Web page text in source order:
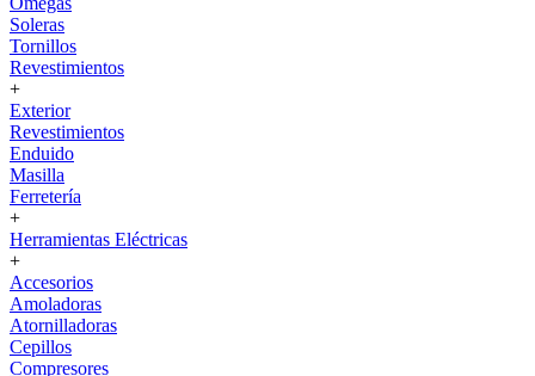
Soleras
Tornillos
Revestimientos
+
Exterior
Revestimientos
Enduido
Masilla
Ferretería
+
Herramientas Eléctricas
+
Accesorios
Amoladoras
Atornilladoras
Cepillos
Compresores